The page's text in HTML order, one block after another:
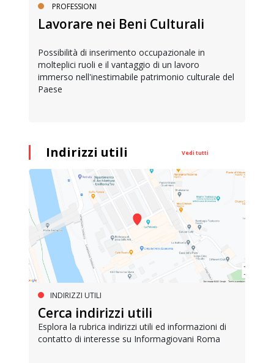
PROFESSIONI
Lavorare nei Beni Culturali
Possibilità di inserimento occupazionale in
molteplici ruoli e il vantaggio di un lavoro
immerso nell'inestimabile patrimonio culturale del
Paese
Indirizzi utili Vedi tutti
INDIRIZZI UTILI
Cerca indirizzi utili
Esplora la rubrica indirizzi utili ed informazioni di
contatto di interesse su Informagiovani Roma